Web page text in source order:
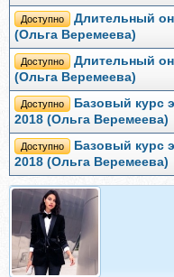
Доступно
Длительный
(Ольга Веремеева)
Доступно
Длительный
(Ольга Веремеева)
Доступно
Базовый курс
2018 (Ольга Веремеева)
Доступно
Базовый курс
2018 (Ольга Веремеева)